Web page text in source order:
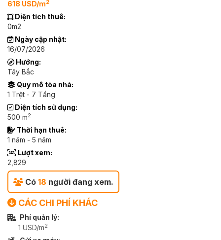
618 USD/m2
Diện tích thuê:
0m2
Ngày cập nhật:
16/07/2026
Hướng:
Tây Bắc
Quy mô tòa nhà:
1 Trệt - 7 Tầng
Diện tích sử dụng:
500 m2
Thời hạn thuê:
1 năm - 5 năm
Lượt xem:
2,829
Có 18 người đang xem.
CÁC CHI PHÍ KHÁC
Phí quản lý:
1 USD/m2